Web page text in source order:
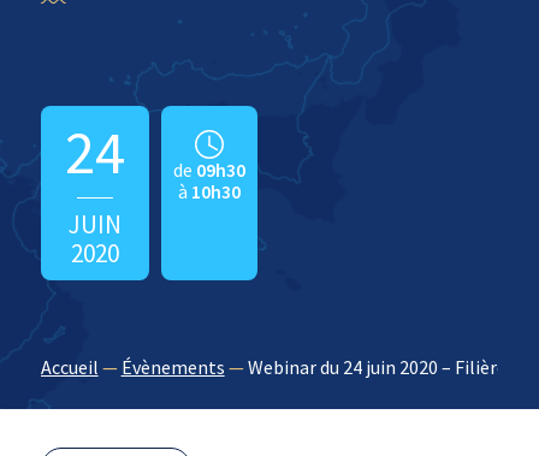
24
JUIN
2020
de 09h30
à 10h30
Accueil — Évènements —Webinar du 24 juin 2020 – Filière